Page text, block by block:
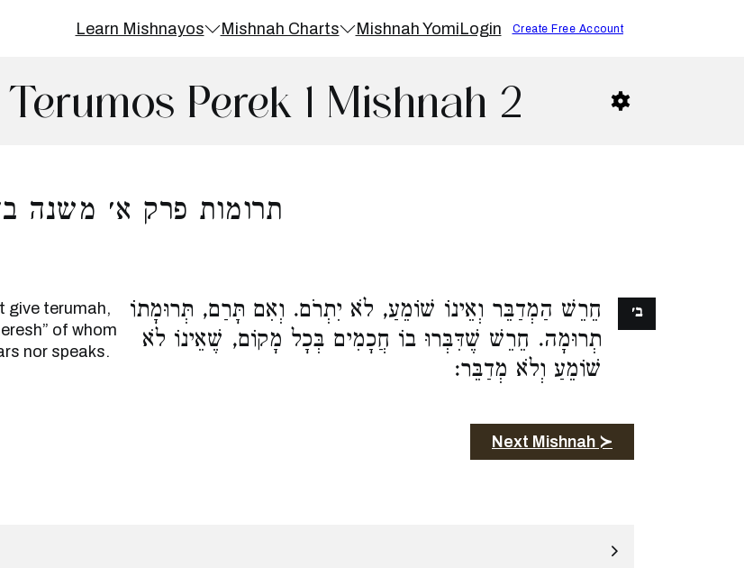
Learn Mishnayos Mishnah Charts Mishnah YomiLogin Create Free Account
Perek 1 Mishnah 2
תרומות פרק א׳ משנה
give terumah,
of whom
nor speaks.
חֵרֵשׁ הַמְדַבֵּר וְאֵינוֹ שׁוֹמֵעַ, לֹא יִתְרֹם. וְאִם תָּרַם, תְּרוּמָתוֹ
תְרוּמָה. חֵרֵשׁ שֶׁדִּבְּרוּ בוֹ חֲכָמִים בְּכָל מָקוֹם, שֶׁאֵינוֹ לֹא
שׁוֹמֵעַ וְלֹא מְדַבֵּר:
ב׳
Next Mishnah ≻